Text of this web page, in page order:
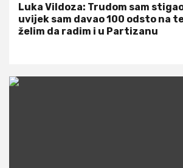
Luka Vildoza: Trudom sam
uvijek sam davao 100 odsto na
želim da radim i u Partizanu